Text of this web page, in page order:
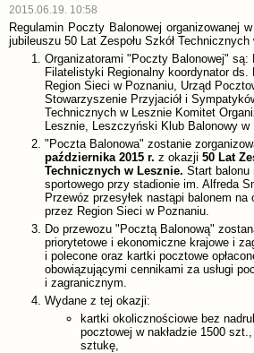
2015.06.19. 10:58
Regulamin Poczty Balonowej organizowanej
jubileuszu 50 Lat Zespołu Szkół
Organizatorami "Poczty Balonowej" są:
Filatelistyki Regionalny koordynator
Region Sieci w Poznaniu, Urząd
Stowarzyszenie Przyjaciół i
Technicznych w Lesznie Komitet
Lesznie, Leszczyński Klub Balonowy w
"Poczta Balonowa" zostanie
października 2015 r. z okazji 50 Lat
Technicznych w Lesznie. Start balonu
sportowego przy stadionie im. Alfreda
Przewóz przesyłek nastąpi balonem na
przez Region Sieci w Poznaniu.
Do przewozu "Pocztą Balonową"
priorytetowe i ekonomiczne krajowe i
i polecone oraz kartki pocztowe
obowiązującymi cennikami za usługi
i zagranicznym.
Wydane z tej okazji:
kartki okolicznościowe bez
pocztowej w nakładzie 1500
sztukę,